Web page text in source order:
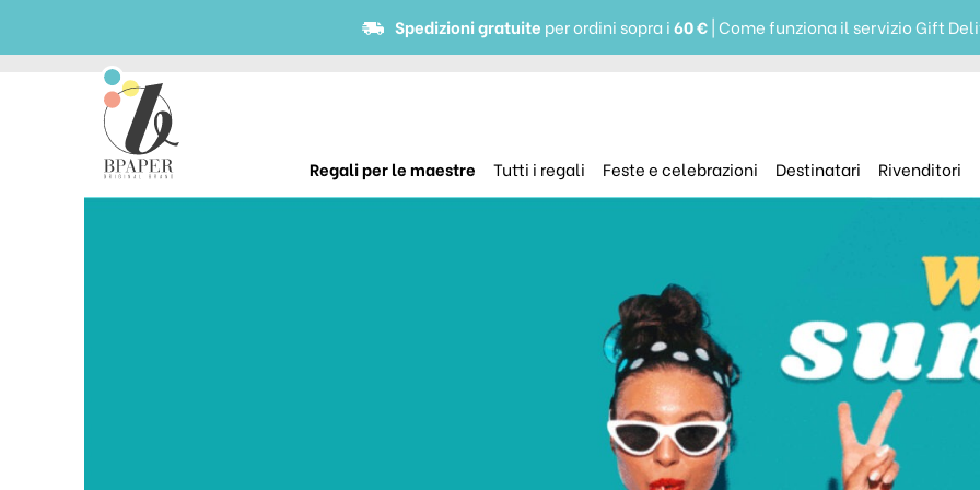
Spedizioni gratuite per ordini sopra i60 €| Come funziona il servizio Gift
Regali per le maestre Tutti i regali Feste e celebrazioni Destinatari Rivenditori